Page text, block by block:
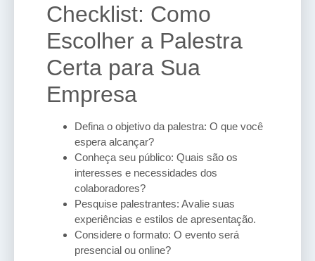
Checklist: Como
Escolher a Palestra
Certa para Sua
Empresa
Defina o objetivo da palestra: O que você
espera alcançar?
Conheça seu público: Quais são os
interesses e necessidades dos
colaboradores?
Pesquise palestrantes: Avalie suas
experiências e estilos de apresentação.
Considere o formato: O evento será
presencial ou online?